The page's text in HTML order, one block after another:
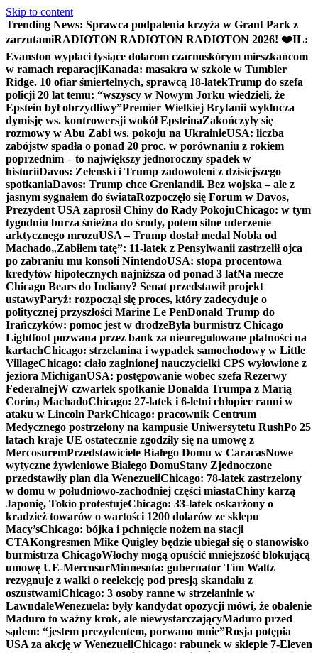
Skip to content
Trending News: Sprawca podpalenia krzyża w Grant Park z
zarzutamiRADIOTON RADIOTON RADIOTON 2026! ❤️IL:
Evanston wypłaci tysiące dolarom czarnoskórym mieszkańcom
w ramach reparacjiKanada: masakra w szkole w Tumbler
Ridge. 10 ofiar śmiertelnych, sprawcą 18-latekTrump do szefa
policji 20 lat temu: “wszyscy w Nowym Jorku wiedzieli, że
Epstein był obrzydliwy”Premier Wielkiej Brytanii wyklucza
dymisję ws. kontrowersji wokół EpsteinaZakończyły się
rozmowy w Abu Zabi ws. pokoju na UkrainieUSA: liczba
zabójstw spadła o ponad 20 proc. w porównaniu z rokiem
poprzednim – to największy jednoroczny spadek w
historiiDavos: Zełenski i Trump zadowoleni z dzisiejszego
spotkaniaDavos: Trump chce Grenlandii. Bez wojska – ale z
jasnym sygnałem do świataRozpoczęło się Forum w Davos,
Prezydent USA zaprosił Chiny do Rady PokojuChicago: w tym
tygodniu burza śnieżna do środy, potem silne uderzenie
arktycznego mrozuUSA – Trump dostał medal Nobla od
Machado„Zabiłem tatę”: 11-latek z Pensylwanii zastrzelił ojca
po zabraniu mu konsoli NintendoUSA: stopa procentowa
kredytów hipotecznych najniższa od ponad 3 latNa mecze
Chicago Bears do Indiany? Senat przedstawił projekt
ustawyParyż: rozpoczął się proces, który zadecyduje o
politycznej przyszłości Marine Le PenDonald Trump do
Irańczyków: pomoc jest w drodzeByła burmistrz Chicago
Lightfoot pozwana przez bank za nieuregulowane płatności na
kartachChicago: strzelanina i wypadek samochodowy w Little
VillageChicago: ciało zaginionej nauczycielki CPS wyłowione z
jeziora MichiganUSA: postępowanie wobec szefa Rezerwy
FederalnejW czwartek spotkanie Donalda Trumpa z Maríą
Coriną MachadoChicago: 27-latek i 6-letni chłopiec ranni w
ataku w Lincoln ParkChicago: pracownik Centrum
Medycznego postrzelony na kampusie Uniwersytetu RushPo 25
latach kraje UE ostatecznie zgodziły się na umowę z
MercosuremPrzedstawiciele Białego Domu w CaracasNowe
wytyczne żywieniowe Białego DomuStany Zjednoczone
przedstawiły plan dla WenezueliChicago: 78-latek zastrzelony
w domu w południowo-zachodniej części miastaChiny karzą
Japonię, Tokio protestujeChicago: 33-latek oskarżony o
kradzież towarów o wartości 1200 dolarów ze sklepu
Macy’sChicago: bójka i pchnięcie nożem na stacji
CTAKongresmen Mike Quigley będzie ubiegał się o stanowisko
burmistrza ChicagoWłochy mogą opuścić mniejszość blokującą
umowę UE-MercosurMinnesota: gubernator Tim Waltz
rezygnuje z walki o reelekcję pod presją skandalu z
oszustwamiChicago: 3 osoby ranne w strzelaninie w
LawndaleWenezuela: były kandydat opozycji mówi, że obalenie
Maduro to ważny krok, ale niewystarczającyMaduro przed
sądem: “jestem prezydentem, porwano mnie”Rosja potępia
USA za akcję w WenezueliChicago: rabunek w sklepie 7-Eleven